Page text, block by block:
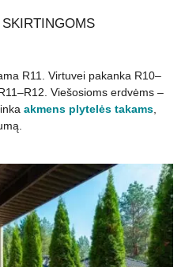
R11. Virtuvei pakanka R10–
Viešosioms erdvėms –
akmens plytelės takams,